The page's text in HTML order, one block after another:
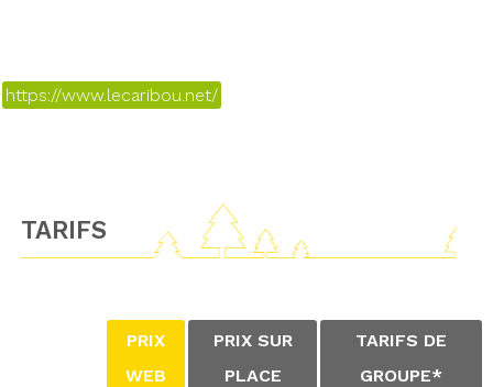
https://www.lecaribou.net/
TARIFS
PRIX
WEB
PRIX SUR
PLACE
TARIFS DE
GROUPE*